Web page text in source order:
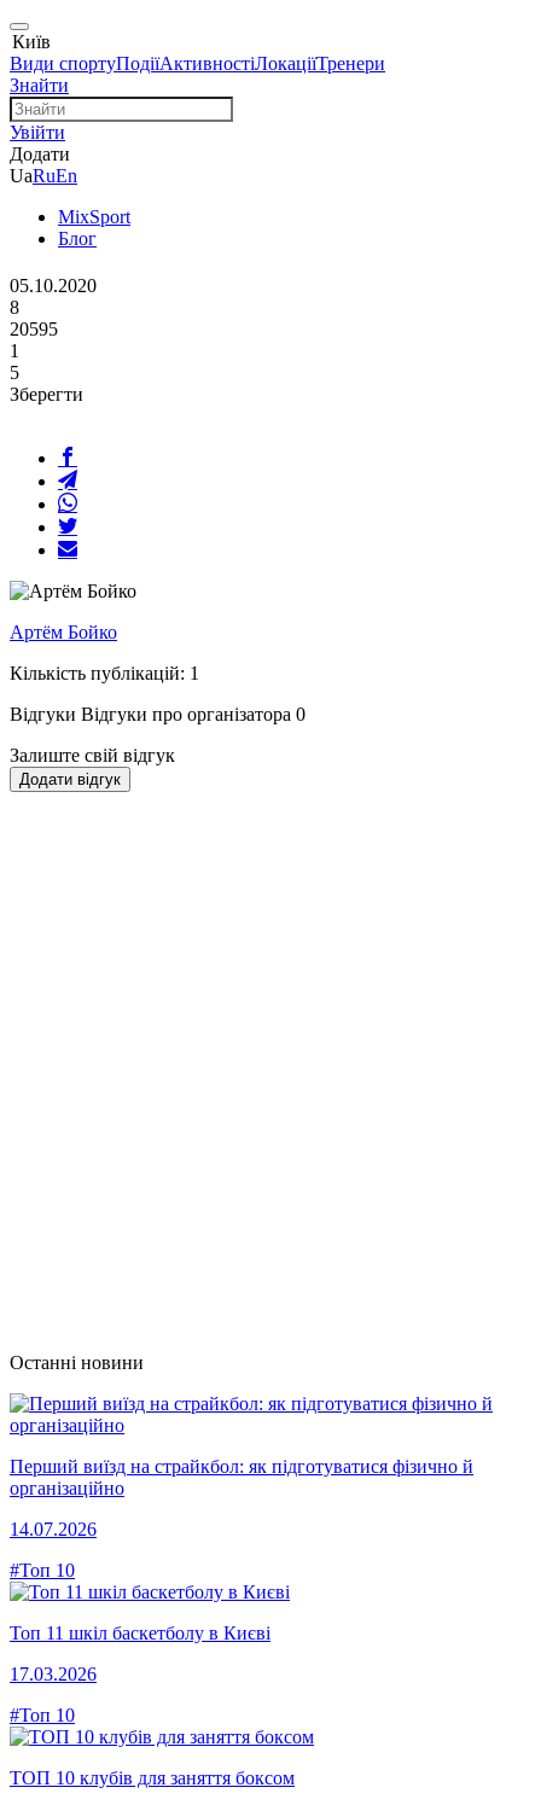
Київ
Види спортуПодіїАктивностіЛокаціїТренери
Знайти
Увійти
Додати
UaRuEn
MixSport
Блог
05.10.2020
8
20595
1
5
Зберегти
Артём Бойко
Кількість публікацій: 1
Відгуки Відгуки про організатора 0
Залиште свій відгук
Додати відгук
Останні новини
Перший виїзд на страйкбол: як підготуватися фізично й
організаційно
14.07.2026
#Топ 10
Топ 11 шкіл баскетболу в Києві
17.03.2026
#Топ 10
ТОП 10 клубів для заняття боксом